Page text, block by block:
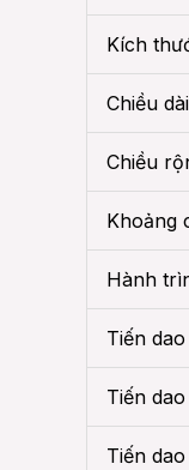
Kích
Chiều
Chiều
Khoảng
Hành
Tiến
Tiến
Tiến